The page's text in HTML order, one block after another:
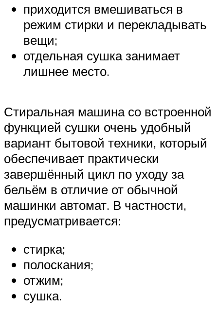
приходится вмешиваться в
режим стирки и перекладывать
вещи;
отдельная сушка занимает
лишнее место.
Стиральная машина со встроенной
функцией сушки очень удобный
вариант бытовой техники, который
обеспечивает практически
завершённый цикл по уходу за
бельём в отличие от обычной
машинки автомат. В частности,
предусматривается:
стирка;
полоскания;
отжим;
сушка.